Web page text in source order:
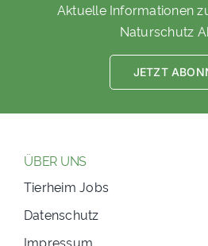
Aktuelle Informationen
Naturschutz
JETZT
ÜBER UNS
Tierheim Jobs
Datenschutz
Impressum